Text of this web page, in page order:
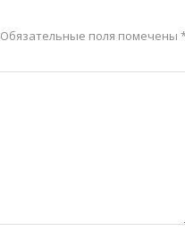
Обязательные поля помечены